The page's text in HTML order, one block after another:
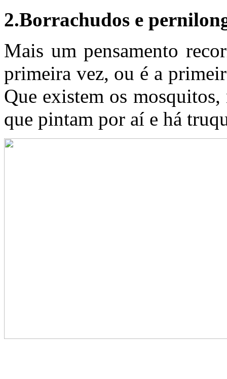
2.Borrachudos e
Mais um pensamento
primeira vez, ou é a
Que existem os
que pintam por aí e há